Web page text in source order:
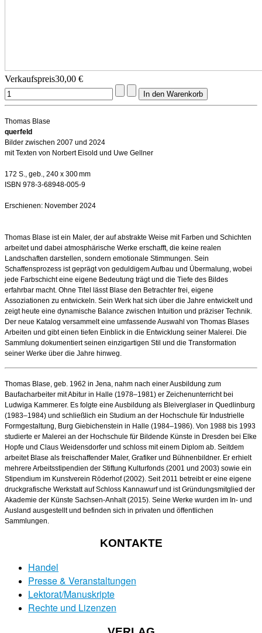
Verkaufspreis30,00 €
Thomas Blase
querfeld
Bilder zwischen 2007 und 2024
mit Texten von Norbert Eisold und Uwe Gellner
172 S., geb., 240 x 300 mm
ISBN 978-3-68948-005-9
Erschienen: November 2024
Thomas Blase ist ein Maler, der auf abstrakte Weise mit Farben und Schichten
arbeitet und dabei atmosphärische Werke erschafft, die keine realen
Landschaften darstellen, sondern emotionale Stimmungen. Sein
Schaffensprozess ist geprägt von geduldigem Aufbau und Übermalung, wobei
jede Farbschicht eine eigene Bedeutung trägt und die Tiefe des Bildes
erfahrbar macht. Ohne Titel lässt Blase den Betrachter frei, eigene
Assoziationen zu entwickeln. Sein Werk hat sich über die Jahre entwickelt und
zeigt heute eine dynamische Balance zwischen Intuition und präziser Technik.
Der neue Katalog versammelt eine umfassende Auswahl von Thomas Blases
Arbeiten und gibt einen tiefen Einblick in die Entwicklung seiner Malerei. Die
Sammlung dokumentiert seinen einzigartigen Stil und die Transformation
seiner Werke über die Jahre hinweg.
Thomas Blase, geb. 1962 in Jena, nahm nach einer Ausbildung zum
Baufacharbeiter mit Abitur in Halle (1978–1981) er Zeichenunterricht bei
Ludwiga Kammerer. Es folgte eine Ausbildung als Bleiverglaser in Quedlinburg
(1983–1984) und schließlich ein Studium an der Hochschule für Industrielle
Formgestaltung, Burg Giebichenstein in Halle (1984–1986). Von 1988 bis 1993
studierte er Malerei an der Hochschule für Bildende Künste in Dresden bei Elke
Hopfe und Claus Weidensdorfer und schloss mit einem Diplom ab. Seitdem
arbeitet Blase als freischaffender Maler, Grafiker und Bühnenbildner. Er erhielt
mehrere Arbeitsstipendien der Stiftung Kulturfonds (2001 und 2003) sowie ein
Stipendium im Kunstverein Röderhof (2002). Seit 2011 betreibt er eine eigene
druckgrafische Werkstatt auf Schloss Kannawurf und ist Gründungsmitglied der
Akademie der Künste Sachsen-Anhalt (2015). Seine Werke wurden im In- und
Ausland ausgestellt und befinden sich in privaten und öffentlichen
Sammlungen.
KONTAKTE
Handel
Presse & Veranstaltungen
Lektorat/Manuskripte
Rechte und Lizenzen